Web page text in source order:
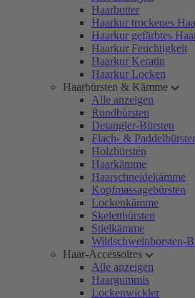
Haarbutter
Haarkur trockenes
Haarkur gefärbtes
Haarkur Feuchtigkeit
Haarkur Keratin
Haarkur Locken
Haarbürsten & Kämme
Alle anzeigen
Rundbürsten
Detangler-Bürsten
Flach- &
Holzbürsten
Haarkämme
Haarschneidekämme
Kopfmassagebürsten
Lockenkämme
Skelettbürsten
Stielkämme
Wildschweinborsten-
Haar-Accessoires
Alle anzeigen
Haargummis
Lockenwickler